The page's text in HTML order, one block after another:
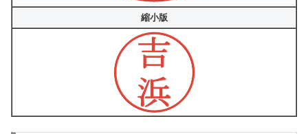
縮小版